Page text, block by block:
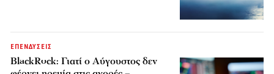
ΕΠΕΝΔΥΣΕΙΣ
BlackRock: Γιατί ο Αύγουστος δεν